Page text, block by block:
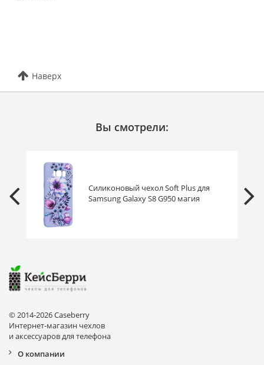
Наверх
Вы смотрели:
Силиконовый чехол Soft Plus для
Samsung Galaxy S8 G950 магия
© 2014-2026 Caseberry
Интернет-магазин чехлов
и аксессуаров для телефона
О компании